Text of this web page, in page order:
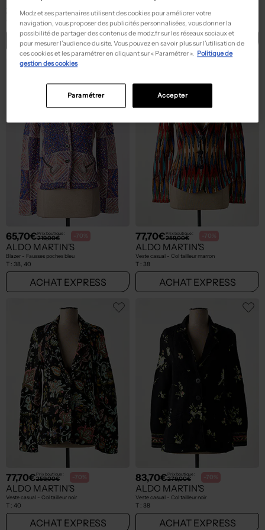
Veste casual - Col tailleur beige
ACHAT EXPRESS
Blazer - Fausses poches bleu
T :40, 42, 44
ACHAT EXPRESS
65,70€Prix boutique :
219,00€ -70%
ALDO MARTIN'S
Blazer - Fausses poches bleu
T : 38, 40
ACHAT EXPRESS
77,70€Prix boutique :
259,00€ -70%
ALDO MARTIN'S
Veste casual - Col tailleur marron
T : 38
ACHAT EXPRESS
77,70€Prix boutique :
259,00€ -70%
ALDO MARTIN'S
Veste casual - Col tailleur noir
T : 40
ACHAT EXPRESS
83,70€Prix boutique :
279,00€ -70%
ALDO MARTIN'S
Veste casual - Col tailleur noir
T : 38
ACHAT EXPRESS
Modz et ses partenaires utilisent des cookies pour améliorer votre
navigation, vous proposer des publicités personnalisées, vous donner la
possibilité de partager des contenus de modz.fr sur les réseaux sociaux et
pour mesurer l’audience du site. Vous pouvez en savoir plus sur l’utilisation de
ces cookies et les paramétrer en cliquant sur « Paramétrer ». Politique de
gestion des cookies
Accepter
Paramétrer